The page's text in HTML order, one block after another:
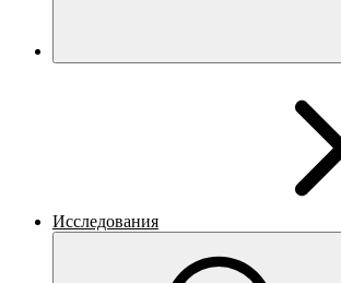
Исследования